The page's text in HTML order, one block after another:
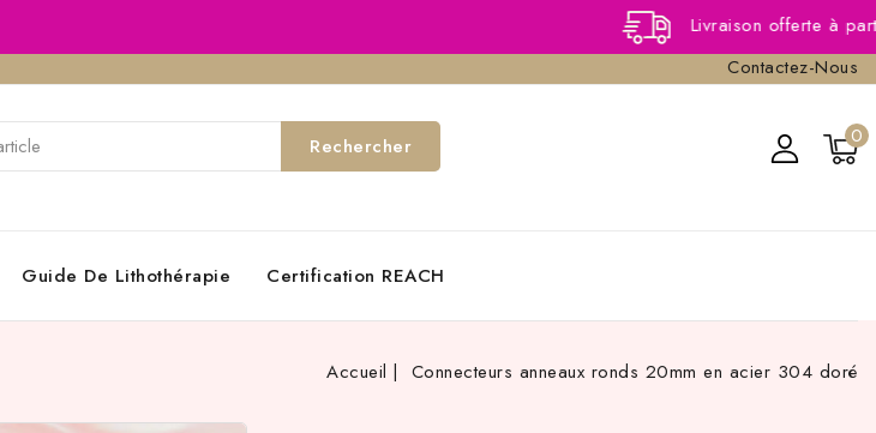
Livraison offerte à partir de
Contactez-Nous
0
Rechercher
Guide De Lithothérapie Certification REACH
Accueil Connecteurs anneaux ronds 20mm en acier 304 doré